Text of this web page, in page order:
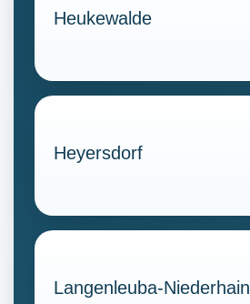
Heukewalde
Heyersdorf
Langenleuba-Niederhain